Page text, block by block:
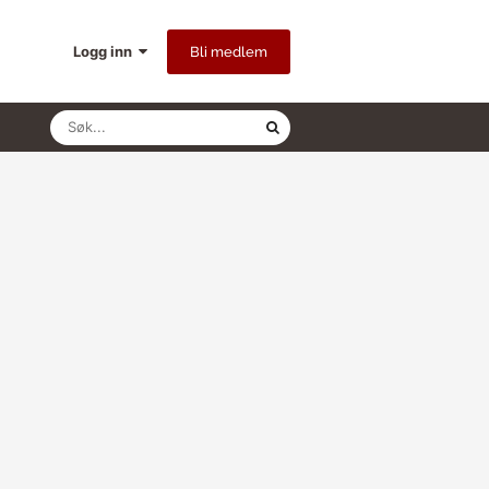
Logg inn Bli medlem